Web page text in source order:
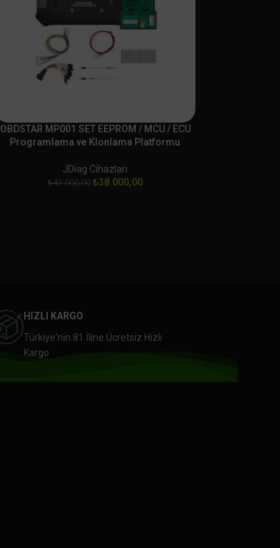
OBDSTAR MP001 SET EEPROM / MCU / ECU
Programlama ve Klonlama Platformu
JDiag Cihazları
₺42.000,00 ₺38.000,00
HIZLI KARGO
Türkiye'nin 81 İline Ücretsiz Hızlı
Kargo